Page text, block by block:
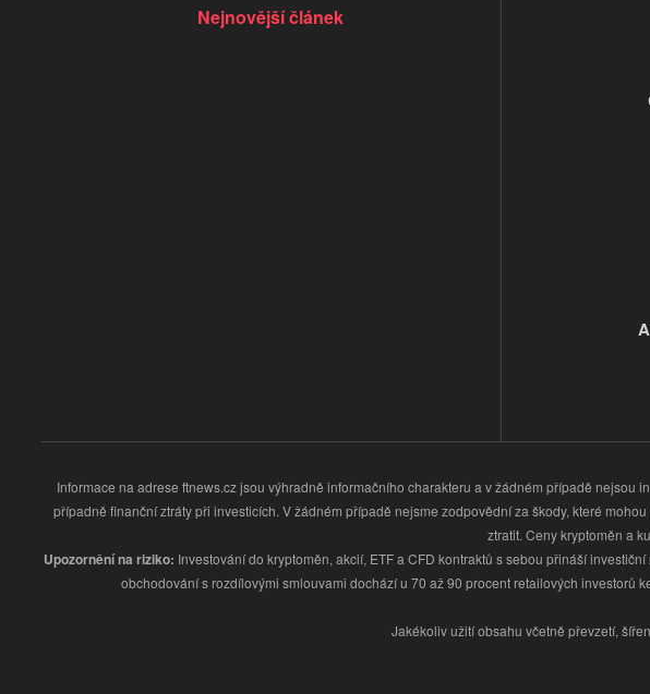
Nejnovější článek
Informace na adrese ftnews.cz jsou výhradně informačního charakteru a v žádném případě
případně finanční ztráty při investicích. V žádném případě nejsme zodpovědní za škody, které
ztratit. Ceny kryptoměn a
Upozornění na riziko: Investování do kryptoměn, akcií, ETF a CFD kontraktů s sebou přináší
obchodování s rozdílovými smlouvami dochází u 70 až 90 procent retailových investorů
Jakékoliv užití obsahu včetně převzetí,